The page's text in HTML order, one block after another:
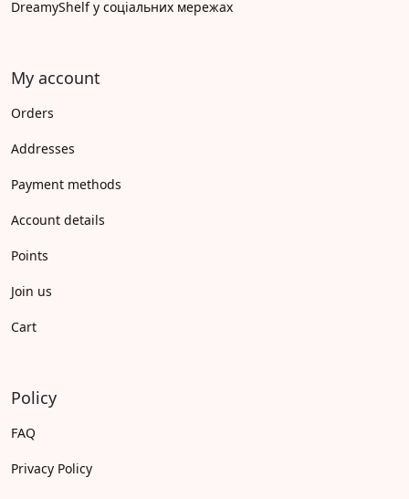
DreamyShelf у соціальних мережах
My account
Orders
Addresses
Payment methods
Account details
Points
Join us
Cart
Policy
FAQ
Privacy Policy